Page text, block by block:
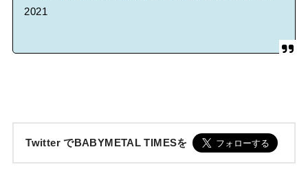
2021
Twitter でBABYMETAL TIMESを